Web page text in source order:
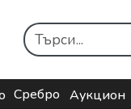
Сребро Аукцион